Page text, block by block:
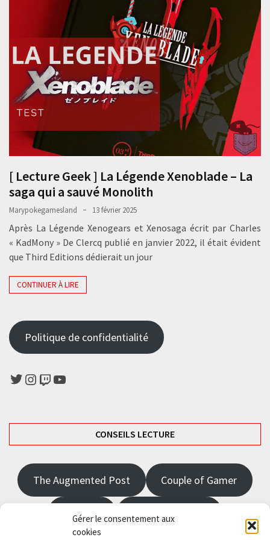
Gérer le consentement aux
cookies
[ Lecture Geek ] La Légende Xenoblade – La
saga qui a sauvé Monolith
Marypokegamesland 13 février 2025
Après La Légende Xenogears et Xenosaga écrit par Charles
« KadMony » De Clercq publié en janvier 2022, il était évident
que Third Editions dédierait un jour
CONTINUER À LIRE
Politique de confidentialité
Twitter
Instagram
TwitchYouTube
CONSEILS LECTURE
The Augmented Post Couple of Gamer
JRPGFR State of Gaming